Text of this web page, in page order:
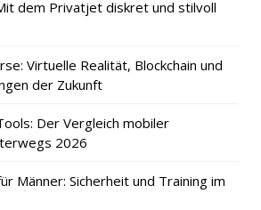
dem Privatjet diskret und stilvoll
Virtuelle Realität, Blockchain und
der Zukunft
Der Vergleich mobiler
2026
Männer: Sicherheit und Training im